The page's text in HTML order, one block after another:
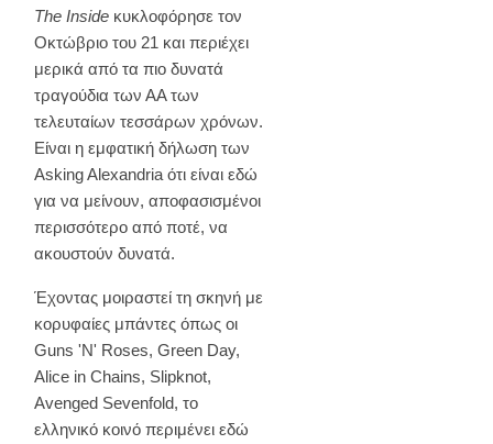
The Inside κυκλοφόρησε τον
Οκτώβριο του 21 και περιέχει
μερικά από τα πιο δυνατά
τραγούδια των ΑΑ των
τελευταίων τεσσάρων χρόνων.
Είναι η εμφατική δήλωση των
Asking Alexandria ότι είναι εδώ
για να μείνουν, αποφασισμένοι
περισσότερο από ποτέ, να
ακουστούν δυνατά.
Έχοντας μοιραστεί τη σκηνή με
κορυφαίες μπάντες όπως οι
Guns 'N' Roses, Green Day,
Alice in Chains, Slipknot,
Avenged Sevenfold, το
ελληνικό κοινό περιμένει εδώ